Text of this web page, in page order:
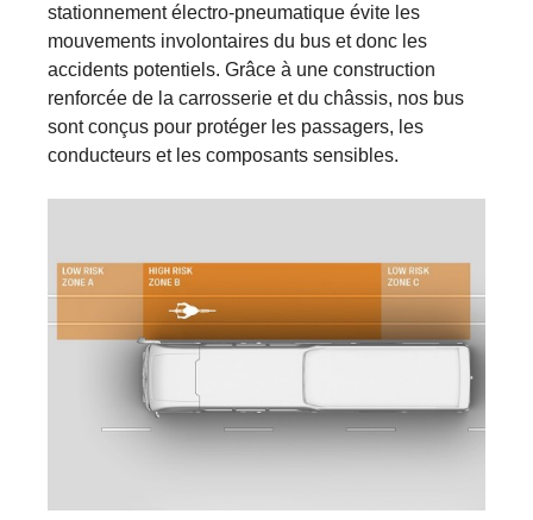
stationnement électro-pneumatique évite les
mouvements involontaires du bus et donc les
accidents potentiels. Grâce à une construction
renforcée de la carrosserie et du châssis, nos bus
sont conçus pour protéger les passagers, les
conducteurs et les composants sensibles.